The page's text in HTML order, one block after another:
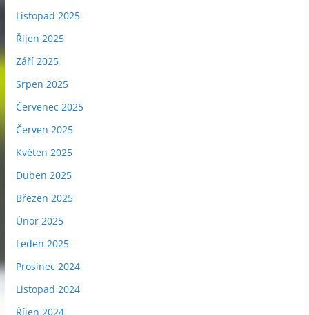
Listopad 2025
Říjen 2025
Září 2025
Srpen 2025
Červenec 2025
Červen 2025
Květen 2025
Duben 2025
Březen 2025
Únor 2025
Leden 2025
Prosinec 2024
Listopad 2024
Říjen 2024